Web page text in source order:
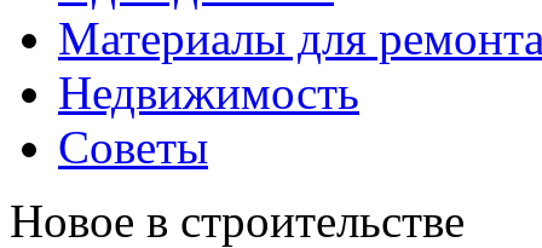
Материалы для
Недвижимость
Советы
Новое в строительстве